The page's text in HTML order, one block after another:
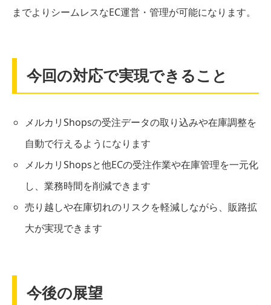
までよりシームレスなEC運営・管理が可能になります。
今回の対応で実現できること
メルカリShopsの受注データの取り込みや在庫調整を
自動で行えるようになります
メルカリShopsと他ECの受注作業や在庫管理を一元化
し、業務時間を削減できます
売り越しや在庫切れのリスクを軽減しながら、販路拡
大が実現できます
今後の展望